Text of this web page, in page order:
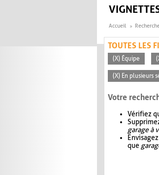
Accueil
TOUTES LES
(X) Équipe
(X) En plusieurs
Votre
Vérifiez
garage à
que